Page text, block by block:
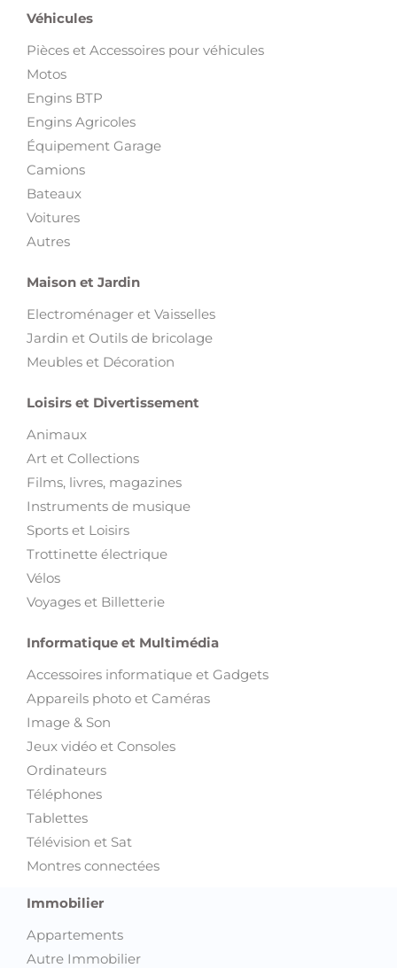
Véhicules
Pièces et Accessoires pour véhicules
Motos
Engins BTP
Engins Agricoles
Équipement Garage
Camions
Bateaux
Voitures
Autres
Maison et Jardin
Electroménager et Vaisselles
Jardin et Outils de bricolage
Meubles et Décoration
Loisirs et Divertissement
Animaux
Art et Collections
Films, livres, magazines
Instruments de musique
Sports et Loisirs
Trottinette électrique
Vélos
Voyages et Billetterie
Informatique et Multimédia
Accessoires informatique et Gadgets
Appareils photo et Caméras
Image & Son
Jeux vidéo et Consoles
Ordinateurs
Téléphones
Tablettes
Télévision et Sat
Montres connectées
Immobilier
Appartements
Autre Immobilier